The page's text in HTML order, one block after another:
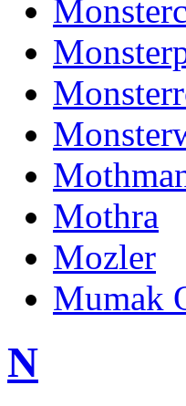
Mothra
Mozler
Mumak
N